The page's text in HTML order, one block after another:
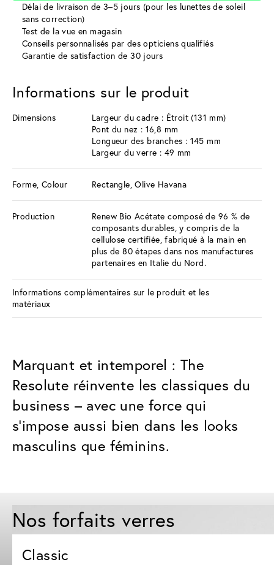
Délai de livraison de 3–5 jours (pour les lunettes de soleil
sans correction)
Test de la vue en magasin
Conseils personnalisés par des opticiens qualifiés
Garantie de satisfaction de 30 jours
Informations sur le produit
Dimensions
Largeur du cadre : Étroit (131 mm)
Pont du nez : 16,8 mm
Longueur des branches : 145 mm
Largeur du verre : 49 mm
Forme, Colour Rectangle, Olive Havana
Production
Renew Bio Acétate composé de 96 % de
composants durables, y compris de la
cellulose certifiée, fabriqué à la main en
plus de 80 étapes dans nos manufactures
partenaires en Italie du Nord.
Informations complémentaires sur le produit et les
matériaux
Marquant et intemporel : The
Resolute réinvente les classiques du
business – avec une force qui
s’impose aussi bien dans les looks
masculins que féminins.
Nos forfaits verres
Classic